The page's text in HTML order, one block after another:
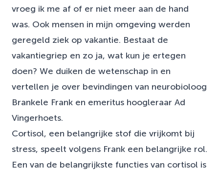
vroeg ik me af of er niet meer aan de hand
was. Ook mensen in mijn omgeving werden
geregeld ziek op vakantie. Bestaat de
vakantiegriep en zo ja, wat kun je ertegen
doen? We duiken de wetenschap in en
vertellen je over bevindingen van neurobioloog
Brankele Frank en emeritus hoogleraar Ad
Vingerhoets.
Cortisol, een belangrijke stof die vrijkomt bij
stress, speelt volgens Frank een belangrijke rol.
Een van de belangrijkste functies van cortisol is